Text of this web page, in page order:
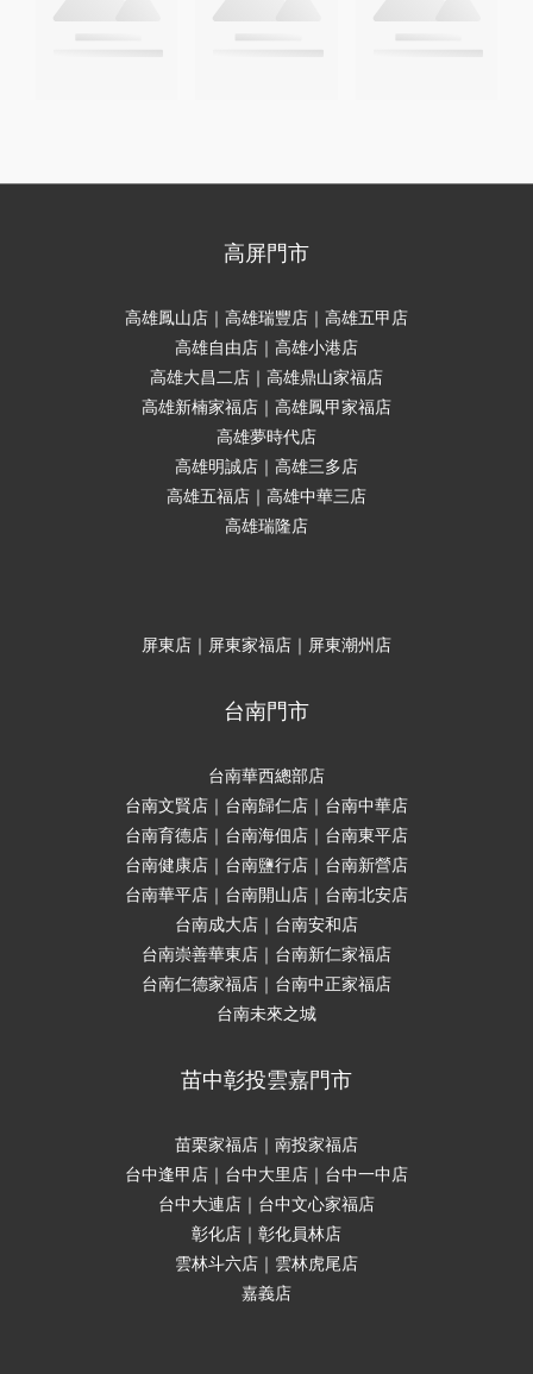
高屏門市
高雄鳳山店｜高雄瑞豐店｜高雄五甲店
高雄自由店｜高雄小港店
高雄大昌二店｜高雄鼎山家福店
高雄新楠家福店｜高雄鳳甲家福店
高雄夢時代店
高雄明誠店｜高雄三多店
高雄五福店｜高雄中華三店
高雄瑞隆店
屏東店｜屏東家福店｜屏東潮州店
台南門市
台南華西總部店
台南文賢店｜台南歸仁店｜台南中華店
台南育德店｜台南海佃店｜台南東平店
台南健康店｜台南鹽行店｜台南新營店
台南華平店｜台南開山店｜台南北安店
台南成大店｜台南安和店
台南崇善華東店｜台南新仁家福店
台南仁德家福店｜台南中正家福店
台南未來之城
苗中彰投雲嘉門市
苗栗家福店｜南投家福店
台中逢甲店｜台中大里店｜台中一中店
台中大連店｜台中文心家福店
彰化店｜彰化員林店
雲林斗六店｜雲林虎尾店
嘉義店